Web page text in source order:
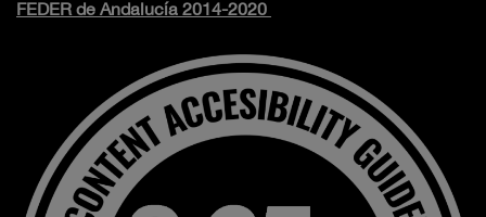
FEDER de Andalucía 2014-2020